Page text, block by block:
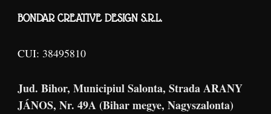
BONDAR CREATIVE DESIGN S.R.L.
CUI: 38495810
Jud. Bihor, Municipiul Salonta, Strada ARANY
JÁNOS, Nr. 49A (Bihar megye, Nagyszalonta)